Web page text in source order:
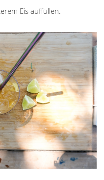
Eis auffüllen.